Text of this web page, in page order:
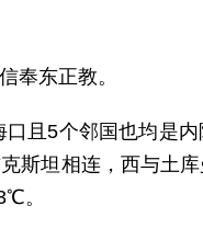
奉东正教。
口且5个邻国也均是
斯坦相连，西与土
。